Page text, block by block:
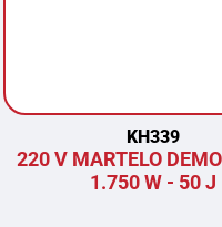
KH339
220 V MARTELO
1.750 W - 50 J